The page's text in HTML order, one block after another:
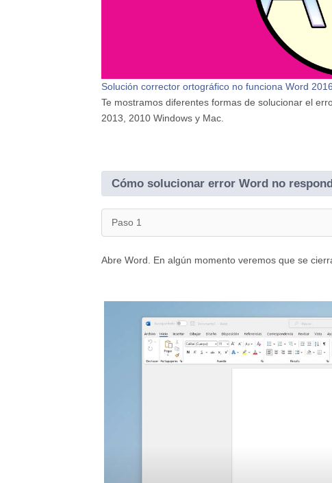
Solución corrector ortográfico no funciona Word
Te mostramos diferentes formas de solucionar el
2013, 2010 Windows y Mac.
Cómo solucionar error Word no
Paso 1
Abre Word. En algún momento veremos que se